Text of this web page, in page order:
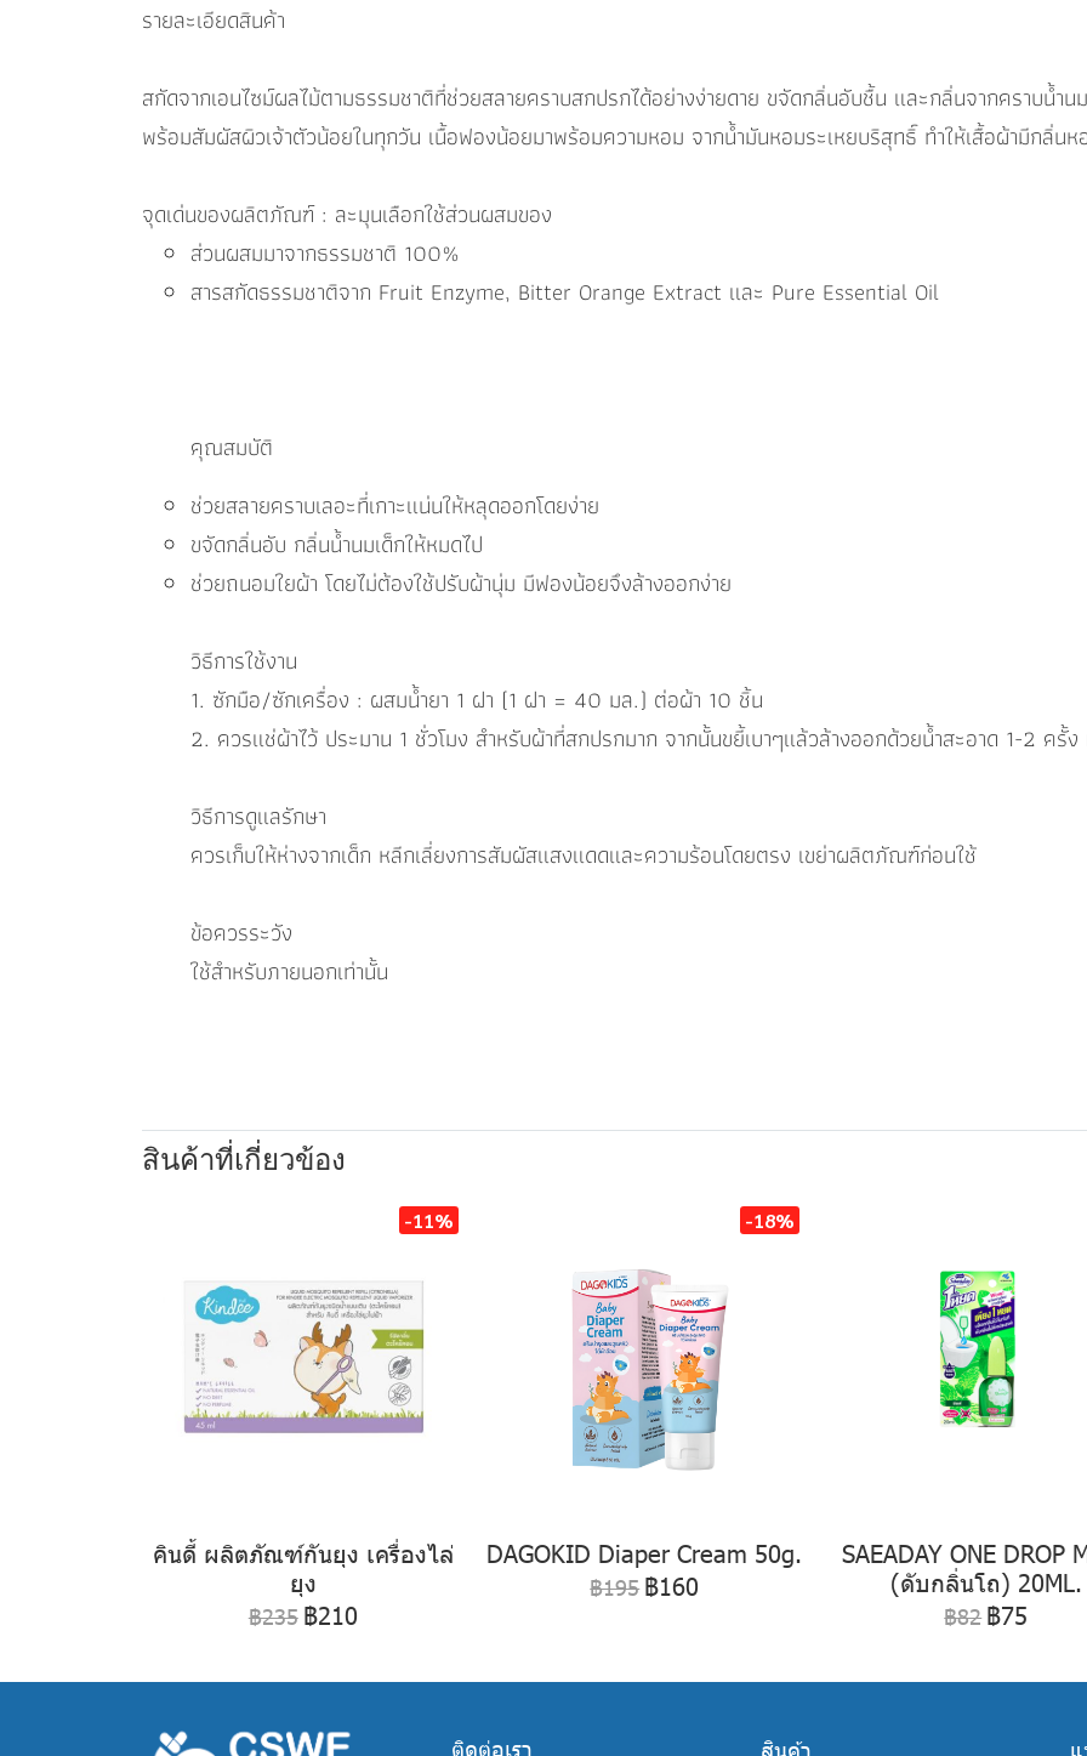
รายละเอียดสินค้า
สกัดจากเอนไซม์ผลไม้ตามธรรมชาติที่ช่วยสลายคราบสกปรกได้อย่างง่ายดาย ขจัดกลิ่นอับชื้น และกลิ่นจากคราบน้ำ
พร้อมสัมผัสผิวเจ้าตัวน้อยในทุกวัน เนื้อฟองน้อยมาพร้อมความหอม จากน้ำมันหอมระเหยบริสุทธิ์ ทำให้เสื้อผ้ามีกลิ่น
จุดเด่นของผลิตภัณฑ์ : ละมุนเลือกใช้ส่วนผสมของ
ส่วนผสมมาจากธรรมชาติ 100%
สารสกัดธรรมชาติจาก Fruit Enzyme, Bitter Orange Extract และ Pure Essential Oil
คุณสมบัติ
ช่วยสลายคราบเลอะที่เกาะแน่นให้หลุดออกโดยง่าย
ขจัดกลิ่นอับ กลิ่นน้ำนมเด็กให้หมดไป
ช่วยถนอมใยผ้า โดยไม่ต้องใช้ปรับผ้านุ่ม มีฟองน้อยจึงล้างออกง่าย
วิธีการใช้งาน
1. ซักมือ/ซักเครื่อง : ผสมน้ำยา 1 ฝา (1 ฝา = 40 มล.) ต่อผ้า 10 ชิ้น
2. ควรแช่ผ้าไว้ ประมาน 1 ชั่วโมง สำหรับผ้าที่สกปรกมาก จากนั้นขยี้เบาๆแล้วล้างออกด้วยน้ำสะอาด 1-2 ครั้
วิธีการดูแลรักษา
ควรเก็บให้ห่างจากเด็ก หลีกเลี่ยงการสัมผัสแสงแดดและความร้อนโดยตรง เขย่าผลิตภัณฑ์ก่อนใช้
ข้อควรระวัง
ใช้สำหรับภายนอกเท่านั้น
สินค้าที่เกี่ยวข้อง
-11%
คินดี้ ผลิตภัณฑ์กันยุง เครื่องไล่
ยุง
฿235 ฿210
-18%
DAGOKID Diaper Cream 50g.
฿195 ฿160
SAEADAY ONE DROP
(ดับกลิ่นโถ) 20ML.
฿82 ฿75
ติดต่อเรา สินค้า